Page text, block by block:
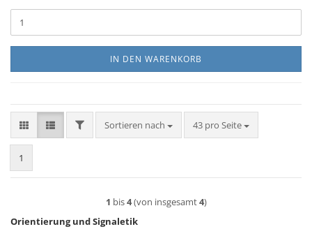
IN DEN WARENKORB
FILTERSortieren nach
Sortieren nach 43 pro Seite
pro Seite
1
1 bis4(von insgesamt4)
Orientierung und Signaletik